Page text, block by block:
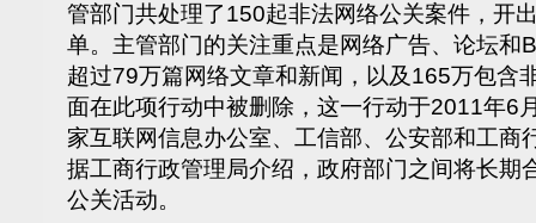
管部门共处理了150起非法网络公关案件，开
单。主管部门的关注重点是网络广告、论坛和
超过79万篇网络文章和新闻，以及165万包含
面在此项行动中被删除，这一行动于2011年6
家互联网信息办公室、工信部、公安部和工商
据工商行政管理局介绍，政府部门之间将长期
公关活动。